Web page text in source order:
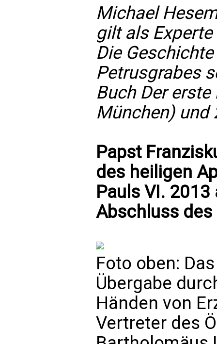
Michael
gilt als
Die
Petrusgrabes
Buch Der
München) und
Papst
des heiligen
Pauls VI.
Abschluss
Foto oben:
Übergabe
Händen von
Vertreter des